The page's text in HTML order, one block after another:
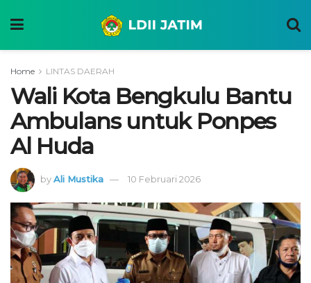
Home LINTAS DAERAH
Wali Kota Bengkulu Bantu
Ambulans untuk Ponpes
Al Huda
byAli Mustika 10 Februari 2026